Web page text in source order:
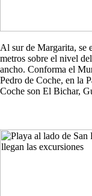
Al sur de Margarita, se
metros sobre el nivel
ancho. Conforma el
Pedro de Coche, en la
Coche son El Bichar,